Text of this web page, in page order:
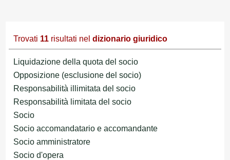
Trovati 11 risultati nel dizionario giuridico
Liquidazione della quota del socio
Opposizione (esclusione del socio)
Responsabilità illimitata del socio
Responsabilità limitata del socio
Socio
Socio accomandatario e accomandante
Socio amministratore
Socio d'opera